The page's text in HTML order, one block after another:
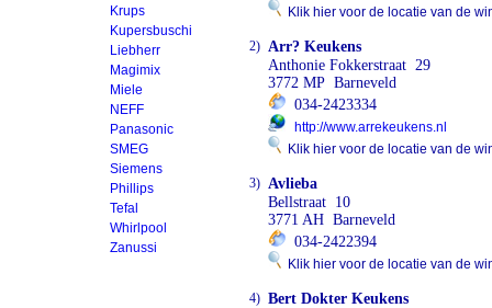
Krups
Kupersbuschi
Liebherr
Magimix
Miele
NEFF
Panasonic
SMEG
Siemens
Phillips
Tefal
Whirlpool
Zanussi
Klik hier voor de locatie van de
2) Arr? Keukens
Anthonie Fokkerstraat 29
3772 MP Barneveld
034-2423334
http://www.arrekeukens.nl
Klik hier voor de locatie van de
3) Avlieba
Bellstraat 10
3771 AH Barneveld
034-2422394
Klik hier voor de locatie van de
4) Bert Dokter Keukens